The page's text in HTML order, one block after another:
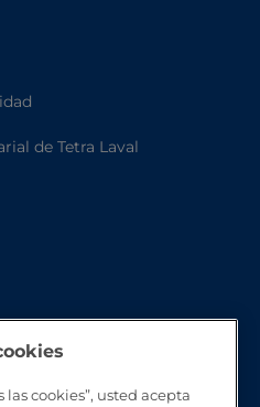
de Tetra Laval
cookies”, usted acepta